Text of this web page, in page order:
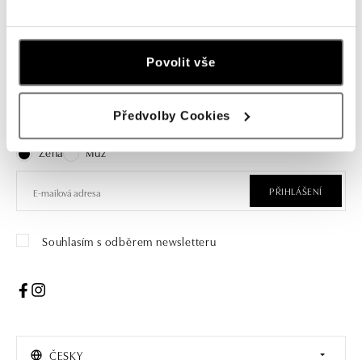
Povolit vše
Předvolby Cookies
Přihlaste se k odběru newsletteru
Objevte nejnovější kolekce, novinky a exkluzivní produkty.
Žena
Muž
PŘIHLÁŠENÍ
Souhlasím s odběrem newsletteru
ČESKY